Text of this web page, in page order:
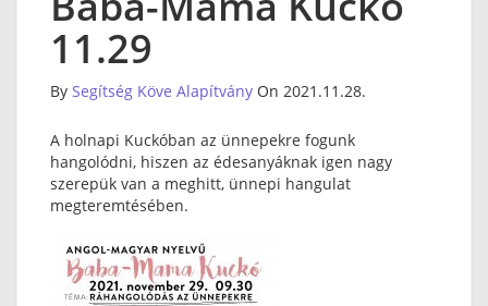
11.29
By Segítség Köve Alapítvány On 2021.11.28.
A holnapi Kuckóban az ünnepekre fogunk
hangolódni, hiszen az édesanyáknak igen nagy
szerepük van a meghitt, ünnepi hangulat
megteremtésében.